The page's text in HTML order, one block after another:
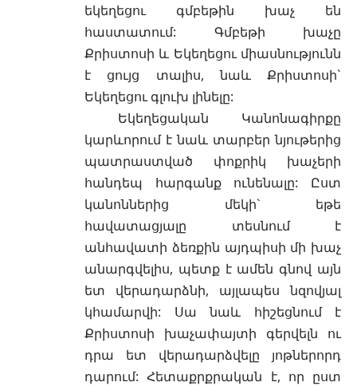
եկեղեցու գմբեթին խաչ են
հաստատում: Գմբեթի խաչը
Քրիստոսի և Եկեղեցու միասնությունն
է ցույց տալիս, նաև Քրիստոսի`
Եկեղեցու գլուխ լինելը:
Եկեղեցական Կանոնագիրքը
կարևորում է նաև տարբեր նյութերից
պատրաստված փոքրիկ խաչերի
հանդեպ հարգանք ունենալը: Ըստ
կանոններից մեկի` եթե
հավատացյալը տեսնում է
անհավատի ձեռքին այդպիսի մի խաչ
անարգվելիս, պետք է ամեն գնով այն
ետ վերադարձնի, այլապես նզովյալ
կհամարվի: Սա նաև հիշեցնում է
Քրիստոսի խաչափայտի գերվելն ու
դրա ետ վերադարձվելը յոթներորդ
դարում: Հետաքրքրական է, որ ըստ